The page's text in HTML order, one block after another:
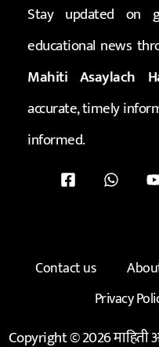
Stay updated on
educational news
Mahiti Asaylach
accurate, timely
informed.
Contact us
Privacy
Copyright © 2026 माहिती